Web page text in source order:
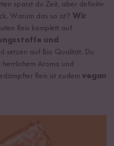
sparst du Zeit, aber definitiv
Warum das so ist? Wir
Reis komplett auf
und
setzen auf Bio Qualität. Du
herrlichem Aroma und
Reis ist zudem vegan